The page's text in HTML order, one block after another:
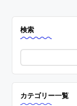
検索
カテゴリー一覧